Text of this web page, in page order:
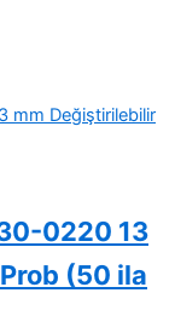
0220 13
(50 ila